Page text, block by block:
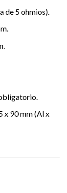
de 5 ohmios).
x 90 mm (Al x